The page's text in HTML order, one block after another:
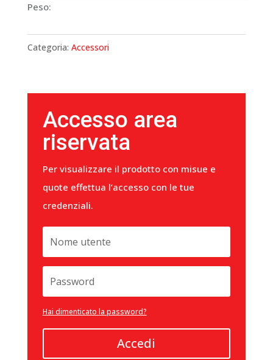
Peso:
Categoria: Accessori
Accesso area
riservata
Per visualizzare il prodotto con misue e
quote effettua l’accesso con le tue
credenziali.
Hai dimenticato la password?
Accedi